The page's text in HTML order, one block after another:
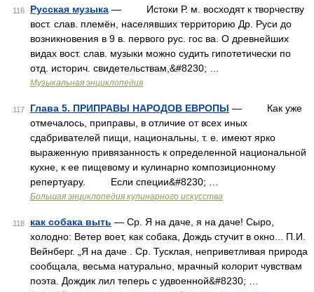
116 Русская музыка — Истоки Р. м. восходят к творчеству
вост. слав. племён, населявших территорию Др. Руси до
возникновения в 9 в. первого рус. гос ва. О древнейших
видах вост. слав. музыки можно судить гипотетически по
отд. историч. свидетельствам,&#8230; …
Музыкальная энциклопедия
117 Глава 5. ПРИПРАВЫ НАРОДОВ ЕВРОПЫ — Как уже
отмечалось, приправы, в отличие от всех иных
сдабривателей пищи, национальны, т. е. имеют ярко
выраженную привязанность к определенной национальной
кухне, к ее пищевому и кулинарно композиционному
репертуару. Если специи&#8230; …
Большая энциклопедия кулинарного искусства
118 как собака выть — Ср. Я на даче, я на даче! Сыро,
холодно: Ветер воет, как собака, Дождь стучит в окно... П.И.
Вейнберг. „Я на даче . Ср. Тусклая, неприветливая природа
сообщала, весьма натурально, мрачный колорит чувствам
поэта. Дождик лил теперь с удвоенной&#8230; …